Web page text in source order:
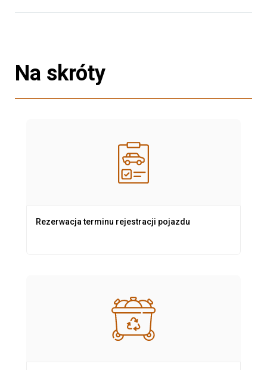
Na skróty
Rezerwacja terminu rejestracji pojazdu